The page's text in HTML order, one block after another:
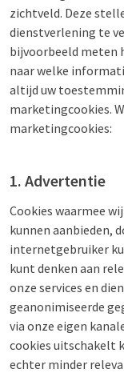
zichtveld. Deze
dienstverlening te
bijvoorbeeld meten
naar welke
altijd uw
marketingcookies.
marketingcookies:
1. Advertentie
Cookies waarmee
kunnen aanbieden,
internetgebruiker
kunt denken aan
onze services en
geanonimiseerde
via onze eigen
cookies uitschakelt
echter minder